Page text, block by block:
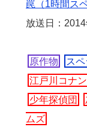
罠（1時間ス
放送日：
原作物 ス
江戸川コナン
少年探偵団
ムズ